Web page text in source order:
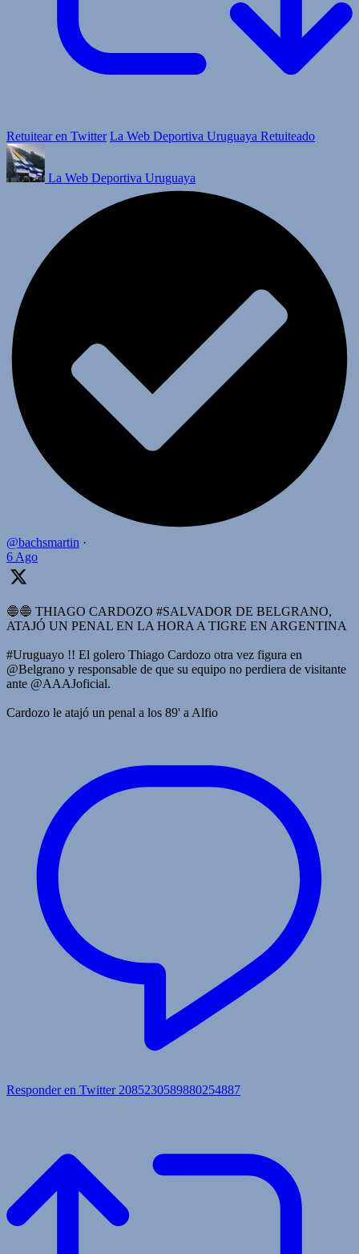
Retuitear en Twitter La Web Deportiva Uruguaya Retuiteado
La Web Deportiva Uruguaya
@bachsmartin ·
6 Ago
🔵🔵 THIAGO CARDOZO #SALVADOR DE BELGRANO,
ATAJÓ UN PENAL EN LA HORA A TIGRE EN ARGENTINA
#Uruguayo !! El golero Thiago Cardozo otra vez figura en
@Belgrano y responsable de que su equipo no perdiera de visitante
ante @AAAJoficial.
Cardozo le atajó un penal a los 89' a Alfio
Responder en Twitter 2085230589880254887